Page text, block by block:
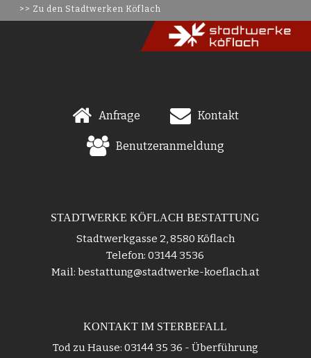
>> Zu den Stadtwerken Köflach
Anfrage Kontakt
Benutzeranmeldung
STADTWERKE KÖFLACH BESTATTUNG
Stadtwerkgasse 2, 8580 Köflach
Telefon: 03144 3536
Mail: bestattung@stadtwerke-koeflach.at
KONTAKT IM STERBEFALL
Tod zu Hause: 03144 35 36 - Überführung